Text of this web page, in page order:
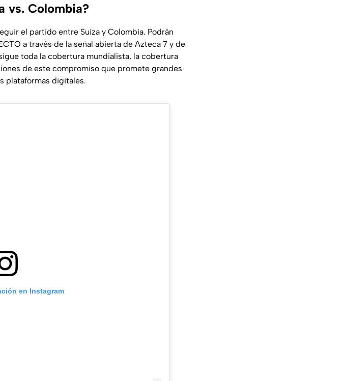
vs. Colombia?
el partido entre Suiza y Colombia. Podrán
a través de la señal abierta de Azteca 7 y de
toda la cobertura mundialista, la cobertura
de este compromiso que promete grandes
plataformas digitales.
en Instagram